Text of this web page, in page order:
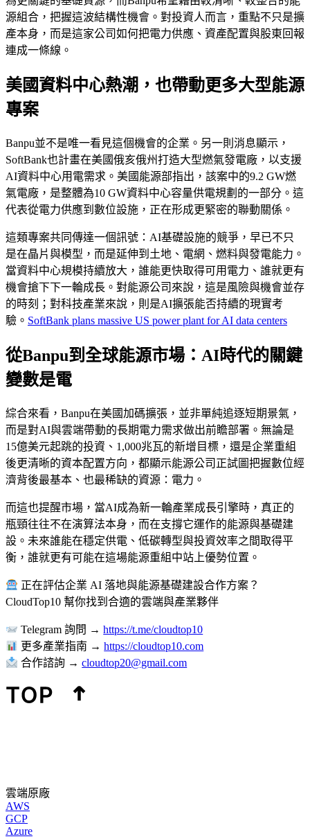
源組合，把握這波結構性機會。對投資人而言，重點不只是擴
產本身，而是這家公司如何把電力供應、資產配置與股東回報
連成一條線。
美國資料中心熱潮，也帶動更多大型能源
專案
Banpu並不是唯一看見這個機會的企業。另一則消息顯示，
SoftBank也計畫在美國俄亥俄州打造大型燃氣發電廠，以支援
AI資料中心用電需求。美國能源部指出，該案中的9.2 GW燃
氣電廠，是整體為10 GW資料中心容量供電規劃的一部分。這
代表從電力供應到數位設施，正在形成更緊密的聯動關係。
這類專案共同傳達一個訊號：AI基礎設施的競爭，早已不只
是在晶片與模型，而是延伸到土地、電網、燃料與發電能力。
當資料中心規模持續放大，誰能更快取得可用電力、誰就更有
機會搶下下一輪成長。對能源公司來說，這是風險與機會並存
的時刻；對科技產業來說，則是AI擴張能否持續的現實考
驗。 SoftBank plans massive US power plant for AI data centers
從Banpu到全球能源市場：AI時代的關鍵
變數是電
綜合來看，Banpu在美國加碼擴張，並非單純追逐短期景氣，
而是對AI與雲端帶動的長期電力需求做出前瞻部署。無論是
15億美元起跳的投資、1,000兆瓦的新增目標，還是企業重組
後更清晰的資本配置方向，都顯示能源公司正試圖把握數位經
濟背後最基本、也最稀缺的資源：電力。
而這也提醒市場，當AI成為新一輪產業成長引擎時，真正的
瓶頸往往不在演算法本身，而在支撐它運作的能源與基礎建
設。未來誰能在穩定供電、低碳轉型與投資效率之間取得平
衡，誰就更有可能在這場能源重組中站上優勢位置。
正在評估企業 AI 落地與能源基礎建設合作方案？
CloudTop10 幫你找到合適的雲端與產業夥伴
Telegram 詢問 →https://t.me/cloudtop10
更多產業指南 →https://cloudtop10.com
合作諮詢 →cloudtop20@gmail.com
雲端原廠
AWS
GCP
Azure